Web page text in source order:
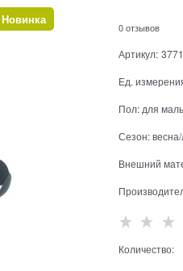
Новинка
0 отзывов
Артикул:
Ед.
Пол: для
Сезон:
Внешний
Количество: